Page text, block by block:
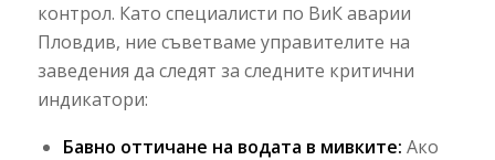
контрол. Като специалисти по ВиК аварии
Пловдив, ние съветваме управителите на
заведения да следят за следните критични
индикатори:
Бавно оттичане на водата в мивките: Ако